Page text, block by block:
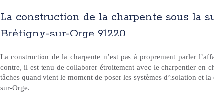
La construction de la charpente sous la
Brétigny-sur-Orge 91220
La construction de la charpente n’est pas à proprement parler
contre, il est tenu de collaborer étroitement avec le charpentier en
tâches quand vient le moment de poser les systèmes d’isolation et
sur-Orge.